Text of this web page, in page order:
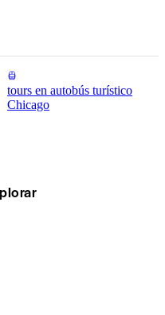
tours en autobús turístico
Chicago